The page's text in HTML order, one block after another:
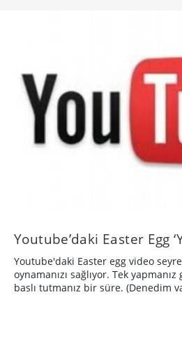
Youtube’daki Easter Egg
Youtube'daki Easter egg video
oynamanızı sağlıyor. Tek
baslı tutmanız bir süre. (Denedim